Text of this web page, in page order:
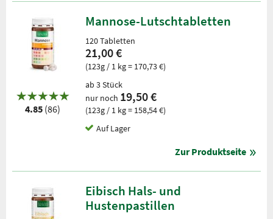
4.85 (86)
Mannose-Lutschtabletten
120 Tabletten
21,00 €
(123g / 1 kg = 170,73 €)
ab 3 Stück
nur noch 19,50 €
(123g / 1 kg = 158,54 €)
Auf Lager
Zur Produktseite
Eibisch Hals- und
Hustenpastillen